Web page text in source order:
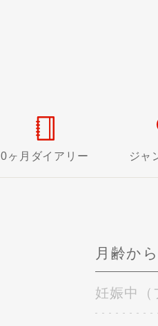
0ヶ月ダイアリー ジャ
月齢か
妊娠中（